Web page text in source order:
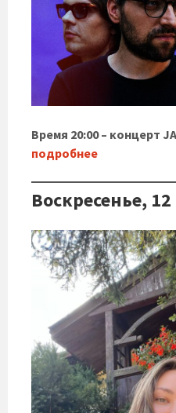
Время 20:00 – концерт
подробнее
Воскресенье,